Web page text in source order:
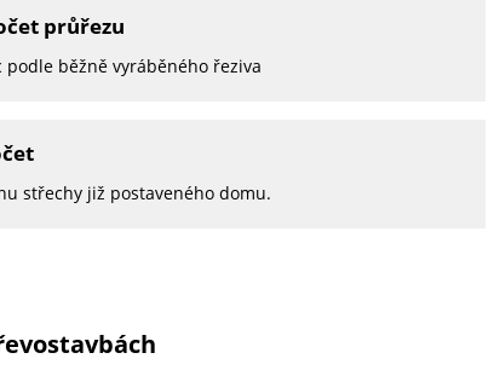
průřezu
běžně vyráběného řeziva
střechy již postaveného domu.